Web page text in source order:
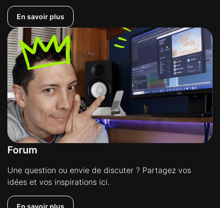
En savoir plus
Forum
Une question ou envie de discuter ? Partagez vos
idées et vos inspirations ici.